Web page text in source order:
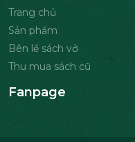
Trang chủ
Sản phẩm
Bên lề sách vở
Thu mua sách cũ
Fanpage